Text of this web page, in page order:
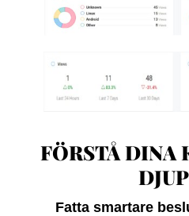
FÖRSTÅ DINA
Fatta smartare